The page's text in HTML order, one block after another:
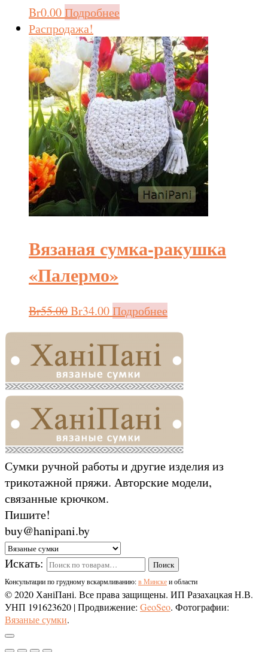
Br0.00Подробнее
Распродажа!
Вязаная сумка-ракушка
«Палермо»
Br55.00Br34.00Подробнее
Сумки ручной работы и другие изделия из
трикотажной пряжи. Авторские модели,
связанные крючком.
Пишите!
buy@hanipani.by
Искать:
Поиск
Консультации по грудному вскармливанию:в Минскеи области
© 2020 ХаніПані. Все права защищены. ИП Разахацкая Н.В.
УНП 191623620 | Продвижение: GeoSeo. Фотографии:
Вязаные сумки.